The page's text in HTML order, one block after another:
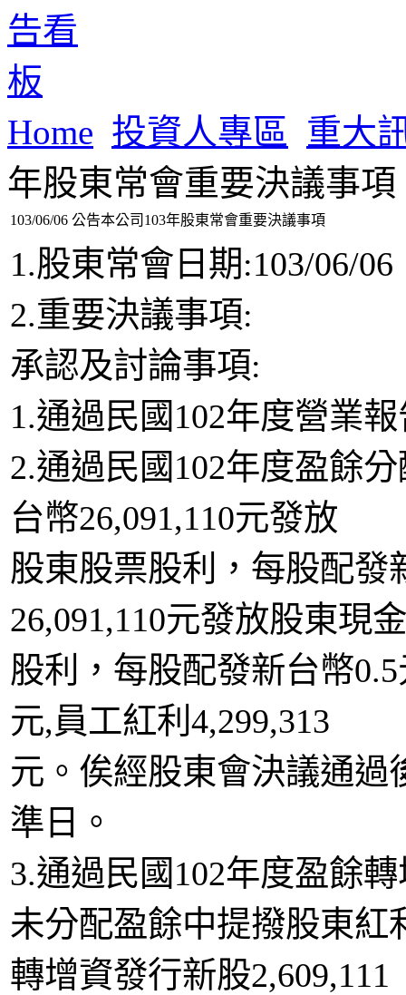
Home 投資人專區 重大
年股東常會重要決議事項
103/06/06 公告本公司103年股東常會重要決議事項
1.股東常會日期:103/06/06
2.重要決議事項:
承認及討論事項:
1.通過民國102年度營業
2.通過民國102年度盈餘
台幣26,091,110元發放
股東股票股利，每股配發
26,091,110元發放股東現金
股利，每股配發新台幣
元,員工紅利4,299,313
元。俟經股東會決議通
準日。
3.通過民國102年度盈餘
未分配盈餘中提撥股東紅
轉增資發行新股2,609,111